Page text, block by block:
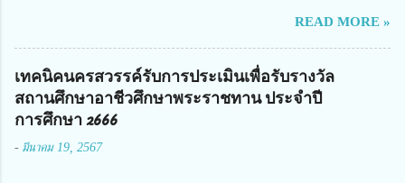
สมาคมวิศวกรรมชีวการแพทย์ไทย จัดการประชุมเผยแพร่ผลการดำเนินงาน
โครงการการวิจัยเชิงปฏิบัติการโดยบูรณาการทุกภาคส่วน เพื่อลดอุบัติเหตุและ
การเสียชีวิตให้สอดคล้องกับเป้าหมายแผนแม่บทฉบับที่ 5 ในวันที่ 22 มีนาคม
2567 โดยมี ดร.วิภารัตน์ ดีอ่อง ผู้อำนวยการสำนักงานการวิจัยแห่งชาติ เป็น
ประธานในพิธีเปิดพร้อมให้นโยบายการผลักดันงานวิจัยเพื่อความปลอดภัยทาง
การประชุมในครั้งนี้ นางสาวสตตกมล เกียรติพานิช ผู้อำนวยการกองบริหารทุน
READ MORE »
เทคนิคนครสวรรค์รับการประเมินเพื่อรับรางวัล
สถานศึกษาอาชีวศึกษาพระราชทาน ประจำปี
การศึกษา 2666
- มีนาคม 19, 2567